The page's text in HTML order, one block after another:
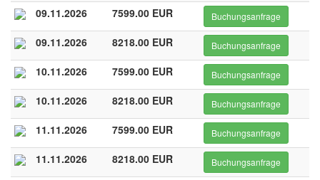
09.11.2026 7599.00 EUR Buchungsanfrage
09.11.2026 8218.00 EUR Buchungsanfrage
10.11.2026 7599.00 EUR Buchungsanfrage
10.11.2026 8218.00 EUR Buchungsanfrage
11.11.2026 7599.00 EUR Buchungsanfrage
11.11.2026 8218.00 EUR Buchungsanfrage